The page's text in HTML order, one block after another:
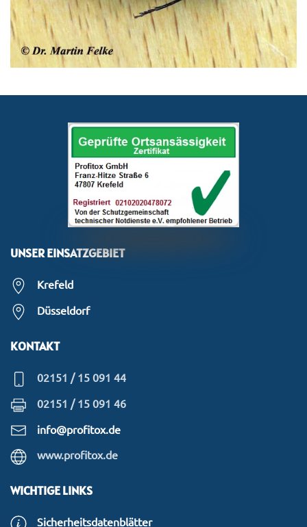
UNSER EINSATZGEBIET
Krefeld
Düsseldorf
KONTAKT
02151 / 15 091 44
02151 / 15 091 46
info@profitox.de
www.profitox.de
WICHTIGE LINKS
Sicherheitsdatenblätter